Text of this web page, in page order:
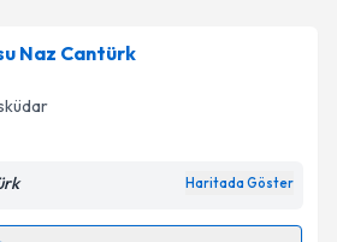
Yorulmaz Ulutaş
Size bu uzmandan randevu
hazırlandığında e-posta ile
Naz Cantürk
Haritada Göster